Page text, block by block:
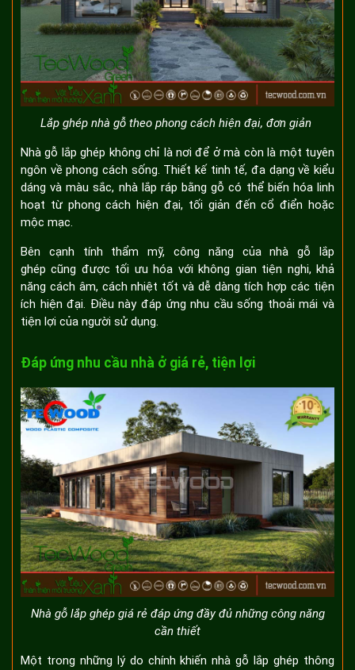
Lắp ghép nhà gỗ theo phong cách hiện đại, đơn giản
Nhà gỗ lắp ghép không chỉ là nơi để ở mà còn là một tuyên
ngôn về phong cách sống. Thiết kế tinh tế, đa dạng về kiểu
dáng và màu sắc, nhà lắp ráp bằng gỗ có thể biến hóa linh
hoạt từ phong cách hiện đại, tối giản đến cổ điển hoặc
mộc mạc.
Bên cạnh tính thẩm mỹ, công năng của nhà gỗ lắp
ghép cũng được tối ưu hóa với không gian tiện nghi, khả
năng cách âm, cách nhiệt tốt và dễ dàng tích hợp các tiện
ích hiện đại. Điều này đáp ứng nhu cầu sống thoải mái và
tiện lợi của người sử dụng.
Đáp ứng nhu cầu nhà ở giá rẻ, tiện lợi
Nhà gỗ lắp ghép giá rẻ đáp ứng đầy đủ những công năng
cần thiết
Một trong những lý do chính khiến nhà gỗ lắp ghép thông